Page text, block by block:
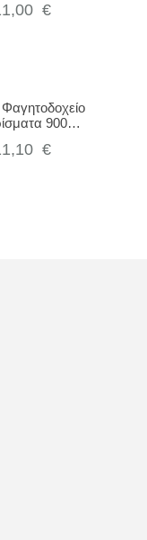
€
900ml-
€